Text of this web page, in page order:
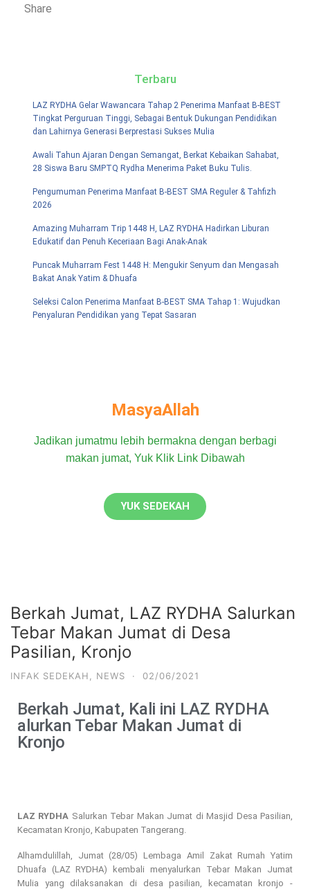
Share
Terbaru
LAZ RYDHA Gelar Wawancara Tahap 2 Penerima Manfaat B-BEST
Tingkat Perguruan Tinggi, Sebagai Bentuk Dukungan Pendidikan
dan Lahirnya Generasi Berprestasi Sukses Mulia
Awali Tahun Ajaran Dengan Semangat, Berkat Kebaikan Sahabat,
28 Siswa Baru SMPTQ Rydha Menerima Paket Buku Tulis.
Pengumuman Penerima Manfaat B-BEST SMA Reguler & Tahfizh
2026
Amazing Muharram Trip 1448 H, LAZ RYDHA Hadirkan Liburan
Edukatif dan Penuh Keceriaan Bagi Anak-Anak
Puncak Muharram Fest 1448 H: Mengukir Senyum dan Mengasah
Bakat Anak Yatim & Dhuafa
Seleksi Calon Penerima Manfaat B-BEST SMA Tahap 1: Wujudkan
Penyaluran Pendidikan yang Tepat Sasaran
MasyaAllah
Jadikan jumatmu lebih bermakna dengan berbagi
makan jumat, Yuk Klik Link Dibawah
YUK SEDEKAH
Berkah Jumat, LAZ RYDHA Salurkan
Tebar Makan Jumat di Desa
Pasilian, Kronjo
INFAK SEDEKAH, NEWS · 02/06/2021
Berkah Jumat, Kali ini LAZ RYDHA
alurkan Tebar Makan Jumat di
Kronjo
LAZ RYDHA Salurkan Tebar Makan Jumat di Masjid Desa Pasilian,
Kecamatan Kronjo, Kabupaten Tangerang.
Alhamdulillah, Jumat (28/05) Lembaga Amil Zakat Rumah Yatim
Dhuafa (LAZ RYDHA) kembali menyalurkan Tebar Makan Jumat
Mulia yang dilaksanakan di desa pasilian, kecamatan kronjo -